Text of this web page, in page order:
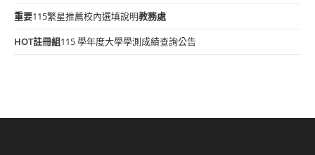
重要115繁星推薦校內選填說明教務處
HOT註冊組115 學年度大學學測成績查詢公告